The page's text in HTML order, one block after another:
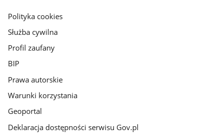
gov.pl
Polityka cookies
Służba cywilna
Profil zaufany
BIP
Prawa autorskie
Warunki korzystania
Geoportal
Deklaracja dostępności serwisu Gov.pl